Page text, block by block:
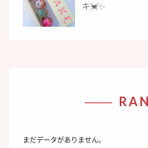
キ💓✨
まだデータがありません。